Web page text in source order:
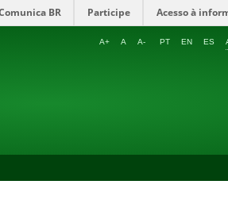
BR Participe Acesso à
A+ A A- PT EN ES